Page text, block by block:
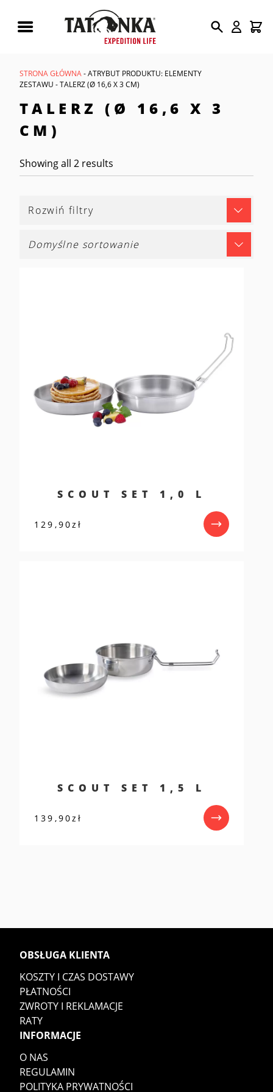
STRONA GŁÓWNA- ATRYBUT PRODUKTU: ELEMENTY
ZESTAWU - TALERZ (Ø 16,6 X 3 CM)
TALERZ (Ø 16,6 X 3
CM)
Showing all 2 results
Rozwiń filtry
SCOUT SET 1,0 L
129,90zł
SCOUT SET 1,5 L
139,90zł
OBSŁUGA KLIENTA
KOSZTY I CZAS DOSTAWY
PŁATNOŚCI
ZWROTY I REKLAMACJE
RATY
INFORMACJE
O NAS
REGULAMIN
POLITYKA PRYWATNOŚCI